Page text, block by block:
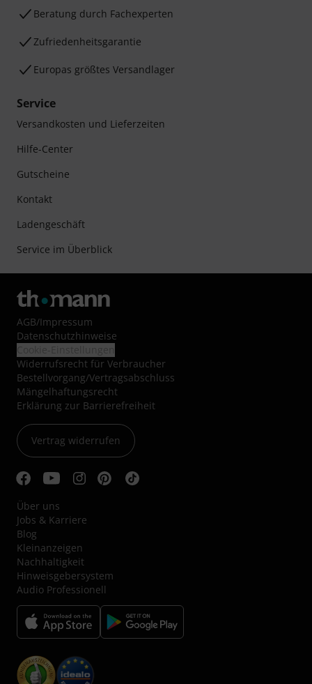
Beratung durch Fachexperten
Zufriedenheitsgarantie
Europas größtes Versandlager
Service
Versandkosten und Lieferzeiten
Hilfe-Center
Gutscheine
Kontakt
Ladengeschäft
Service im Überblick
AGB/Impressum
Datenschutzhinweise
Widerrufsrecht für Verbraucher
Bestellvorgang/Vertragsabschluss
Mängelhaftungsrecht
Erklärung zur Barrierefreiheit
Vertrag widerrufen
Über uns
Jobs & Karriere
Blog
Kleinanzeigen
Nachhaltigkeit
Hinweisgebersystem
Audio Professionell